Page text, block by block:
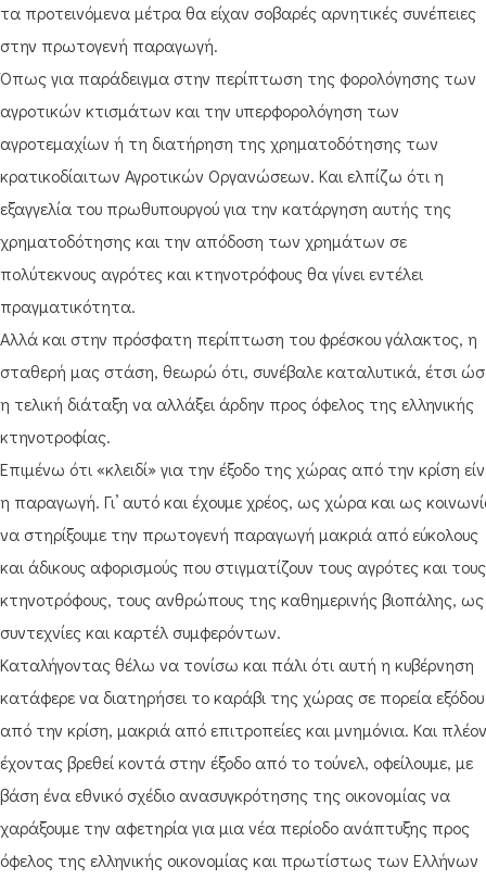
τα προτεινόμενα μέτρα θα είχαν σοβαρές αρνητικές συνέπειες
στην πρωτογενή παραγωγή.
Όπως για παράδειγμα στην περίπτωση της φορολόγησης των
αγροτικών κτισμάτων και την υπερφορολόγηση των
αγροτεμαχίων ή τη διατήρηση της χρηματοδότησης των
κρατικοδίαιτων Αγροτικών Οργανώσεων. Και ελπίζω ότι η
εξαγγελία του πρωθυπουργού για την κατάργηση αυτής της
χρηματοδότησης και την απόδοση των χρημάτων σε
πολύτεκνους αγρότες και κτηνοτρόφους θα γίνει εντέλει
πραγματικότητα.
Αλλά και στην πρόσφατη περίπτωση του φρέσκου γάλακτος, η
σταθερή μας στάση, θεωρώ ότι, συνέβαλε καταλυτικά, έτσι
η τελική διάταξη να αλλάξει άρδην προς όφελος της ελληνικής
κτηνοτροφίας.
Επιμένω ότι «κλειδί» για την έξοδο της χώρας από την κρίση
η παραγωγή. Γι’ αυτό και έχουμε χρέος, ως χώρα και ως
να στηρίξουμε την πρωτογενή παραγωγή μακριά από εύκολους
και άδικους αφορισμούς που στιγματίζουν τους αγρότες και τους
κτηνοτρόφους, τους ανθρώπους της καθημερινής βιοπάλης, ως
συντεχνίες και καρτέλ συμφερόντων.
Καταλήγοντας θέλω να τονίσω και πάλι ότι αυτή η κυβέρνηση
κατάφερε να διατηρήσει το καράβι της χώρας σε πορεία εξόδου
από την κρίση, μακριά από επιτροπείες και μνημόνια. Και
έχοντας βρεθεί κοντά στην έξοδο από το τούνελ, οφείλουμε, με
βάση ένα εθνικό σχέδιο ανασυγκρότησης της οικονομίας να
χαράξουμε την αφετηρία για μια νέα περίοδο ανάπτυξης προς
όφελος της ελληνικής οικονομίας και πρωτίστως των Ελλήνων